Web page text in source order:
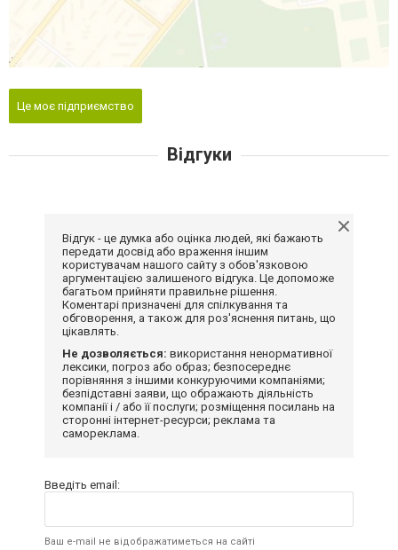
Це моє підприємство
Відгуки
Відгук - це думка або оцінка людей, які бажають
передати досвід або враження іншим
користувачам нашого сайту з обов'язковою
аргументацією залишеного відгука. Це допоможе
багатьом прийняти правильне рішення.
Коментарі призначені для спілкування та
обговорення, а також для роз'яснення питань, що
цікавлять.
Не дозволяється: використання ненормативної
лексики, погроз або образ; безпосереднє
порівняння з іншими конкуруючими компаніями;
безпідставні заяви, що ображають діяльність
компанії і / або її послуги; розміщення посилань на
сторонні інтернет-ресурси; реклама та
самореклама.
Введіть email:
Ваш e-mail не відображатиметься на сайті